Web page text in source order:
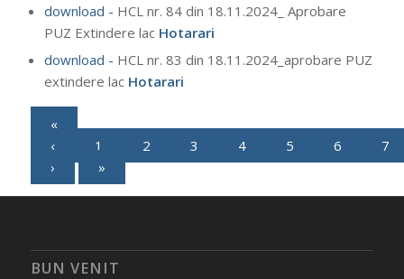
download - HCL nr. 84 din 18.11.2024_ Aprobare
PUZ Extindere lac Hotarari
download - HCL nr. 83 din 18.11.2024_aprobare PUZ
extindere lac Hotarari
«
‹
1 2 3 4 5 6
7
›
»
BUN VENIT